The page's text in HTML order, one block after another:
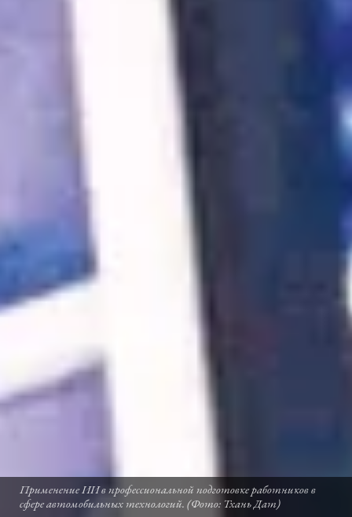
Применение ИИ в профессиональной подготовке работников в
сфере автомобильных технологий. (Фото: Тхань Дат)